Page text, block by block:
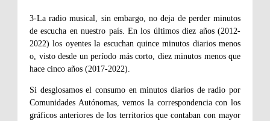
3-La radio musical, sin embargo, no deja de perder minutos
de escucha en nuestro país. En los últimos diez años (2012-
2022) los oyentes la escuchan quince minutos diarios menos
o, visto desde un período más corto, diez minutos menos que
hace cinco años (2017-2022).
Si desglosamos el consumo en minutos diarios de radio por
Comunidades Autónomas, vemos la correspondencia con los
gráficos anteriores de los territorios que contaban con mayor